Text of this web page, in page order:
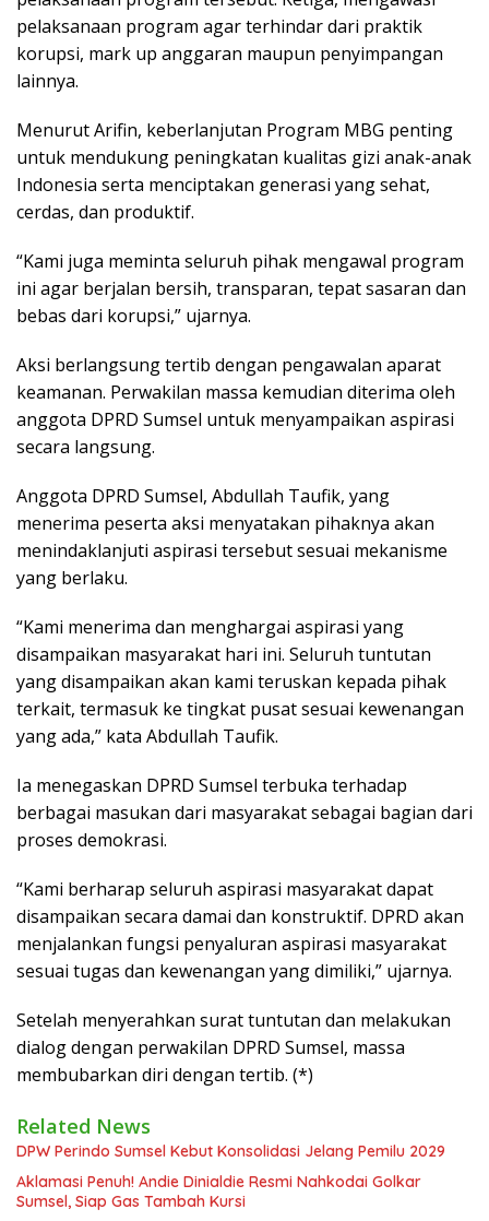
pelaksanaan program agar terhindar dari praktik
korupsi, mark up anggaran maupun penyimpangan
lainnya.
Menurut Arifin, keberlanjutan Program MBG penting
untuk mendukung peningkatan kualitas gizi anak-anak
Indonesia serta menciptakan generasi yang sehat,
cerdas, dan produktif.
“Kami juga meminta seluruh pihak mengawal program
ini agar berjalan bersih, transparan, tepat sasaran dan
bebas dari korupsi,” ujarnya.
Aksi berlangsung tertib dengan pengawalan aparat
keamanan. Perwakilan massa kemudian diterima oleh
anggota DPRD Sumsel untuk menyampaikan aspirasi
secara langsung.
Anggota DPRD Sumsel, Abdullah Taufik, yang
menerima peserta aksi menyatakan pihaknya akan
menindaklanjuti aspirasi tersebut sesuai mekanisme
yang berlaku.
“Kami menerima dan menghargai aspirasi yang
disampaikan masyarakat hari ini. Seluruh tuntutan
yang disampaikan akan kami teruskan kepada pihak
terkait, termasuk ke tingkat pusat sesuai kewenangan
yang ada,” kata Abdullah Taufik.
Ia menegaskan DPRD Sumsel terbuka terhadap
berbagai masukan dari masyarakat sebagai bagian dari
proses demokrasi.
“Kami berharap seluruh aspirasi masyarakat dapat
disampaikan secara damai dan konstruktif. DPRD akan
menjalankan fungsi penyaluran aspirasi masyarakat
sesuai tugas dan kewenangan yang dimiliki,” ujarnya.
Setelah menyerahkan surat tuntutan dan melakukan
dialog dengan perwakilan DPRD Sumsel, massa
membubarkan diri dengan tertib. (*)
Related News
DPW Perindo Sumsel Kebut Konsolidasi Jelang Pemilu 2029
Aklamasi Penuh! Andie Dinialdie Resmi Nahkodai Golkar
Sumsel, Siap Gas Tambah Kursi